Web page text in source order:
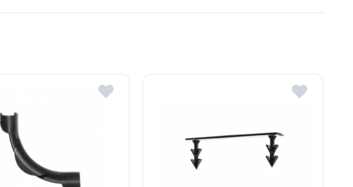
magazin ROMSTAL.
din cel mai apropiat magazin ROMSTAL.
R. Moldova